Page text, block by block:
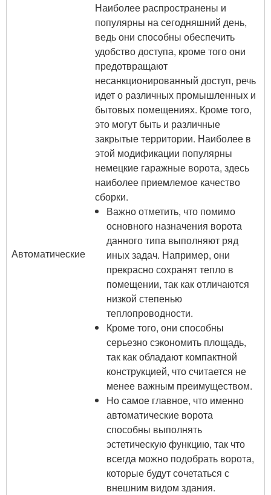
Автоматические
Наиболее распространены и
популярны на сегодняшний день,
ведь они способны обеспечить
удобство доступа, кроме того они
предотвращают
несанкционированный доступ, речь
идет о различных промышленных и
бытовых помещениях. Кроме того,
это могут быть и различные
закрытые территории. Наиболее в
этой модификации популярны
немецкие гаражные ворота, здесь
наиболее приемлемое качество
сборки.
Важно отметить, что помимо
основного назначения ворота
данного типа выполняют ряд
иных задач. Например, они
прекрасно сохранят тепло в
помещении, так как отличаются
низкой степенью
теплопроводности.
Кроме того, они способны
серьезно сэкономить площадь,
так как обладают компактной
конструкцией, что считается не
менее важным преимуществом.
Но самое главное, что именно
автоматические ворота
способны выполнять
эстетическую функцию, так что
всегда можно подобрать ворота,
которые будут сочетаться с
внешним видом здания.